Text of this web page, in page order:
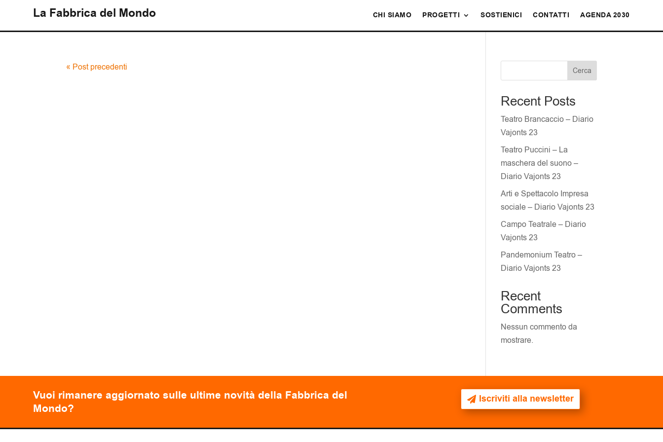
La Fabbrica del Mondo CHI SIAMO PROGETTI SOSTIENICI CONTATTI AGENDA 2030
« Post precedenti Cerca
Recent Posts
Teatro Brancaccio – Diario
Vajonts 23
Teatro Puccini – La
maschera del suono –
Diario Vajonts 23
Arti e Spettacolo Impresa
sociale – Diario Vajonts 23
Campo Teatrale – Diario
Vajonts 23
Pandemonium Teatro –
Diario Vajonts 23
Recent
Comments
Nessun commento da
mostrare.
Vuoi rimanere aggiornato sulle ultime novità della Fabbrica del
Mondo?
Iscriviti alla newsletter